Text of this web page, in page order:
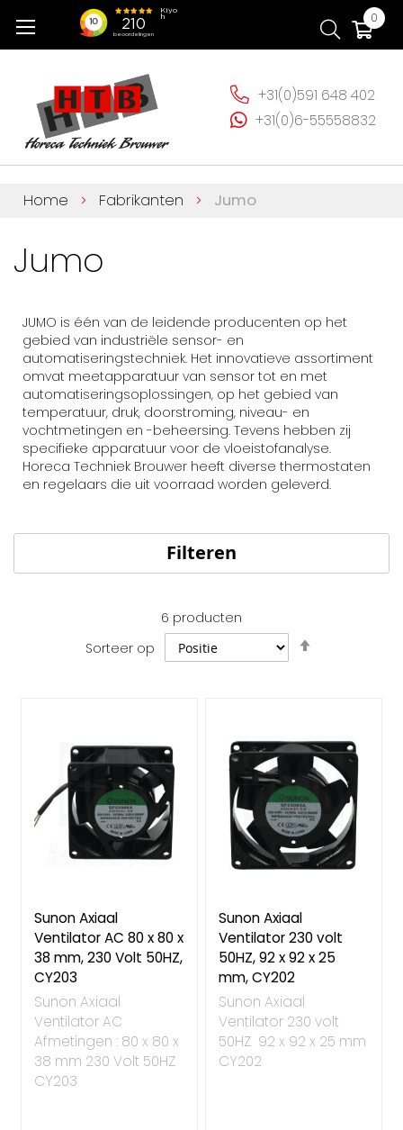
naar
0
+31(0)591 648 402
+31(0)6-55558832
Home Fabrikanten Jumo
Jumo
JUMO is één van de leidende producenten op het
gebied van industriële sensor- en
automatiseringstechniek. Het innovatieve assortiment
omvat meetapparatuur van sensor tot en met
automatiseringsoplossingen, op het gebied van
temperatuur, druk, doorstroming, niveau- en
vochtmetingen en -beheersing. Tevens hebben zij
specifieke apparatuur voor de vloeistofanalyse.
Horeca Techniek Brouwer heeft diverse thermostaten
en regelaars die uit voorraad worden geleverd.
Filteren
6 producten
Sorteer op
Sunon Axiaal
Ventilator AC 80 x 80 x
38 mm, 230 Volt 50HZ,
CY203
Sunon Axiaal
Ventilator AC
Afmetingen : 80 x 80 x
38 mm 230 Volt 50HZ
CY203
Sunon Axiaal
Ventilator 230 volt
50HZ, 92 x 92 x 25
mm, CY202
Sunon Axiaal
Ventilator 230 volt
50HZ 92 x 92 x 25 mm
CY202